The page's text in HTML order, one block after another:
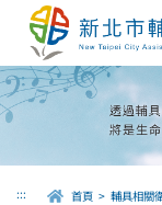
要
內
容
::: 首頁 輔具相關